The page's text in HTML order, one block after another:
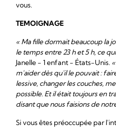
vous.
TEMOIGNAGE
« Ma fille dormait beaucoup la
le temps entre 23 h et 5 h, ce
Janelle - 1 enfant - États-Unis.
m'aider dès qu'il le pouvait :
lessive, changer les couches,
possible. Et il était toujours en
disant que nous faisions de
Si vous êtes préoccupée par